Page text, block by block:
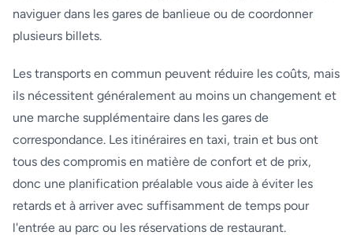
naviguer dans les gares de banlieue ou de coordonner
plusieurs billets.
Les transports en commun peuvent réduire les coûts, mais
ils nécessitent généralement au moins un changement et
une marche supplémentaire dans les gares de
correspondance. Les itinéraires en taxi, train et bus ont
tous des compromis en matière de confort et de prix,
donc une planification préalable vous aide à éviter les
retards et à arriver avec suffisamment de temps pour
l'entrée au parc ou les réservations de restaurant.